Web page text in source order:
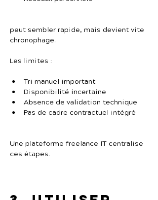
peut sembler rapide, mais devient vite
chronophage.
Les limites :
Tri manuel important
Disponibilité incertaine
Absence de validation technique
Pas de cadre contractuel intégré
Une plateforme freelance IT centralise
ces étapes.